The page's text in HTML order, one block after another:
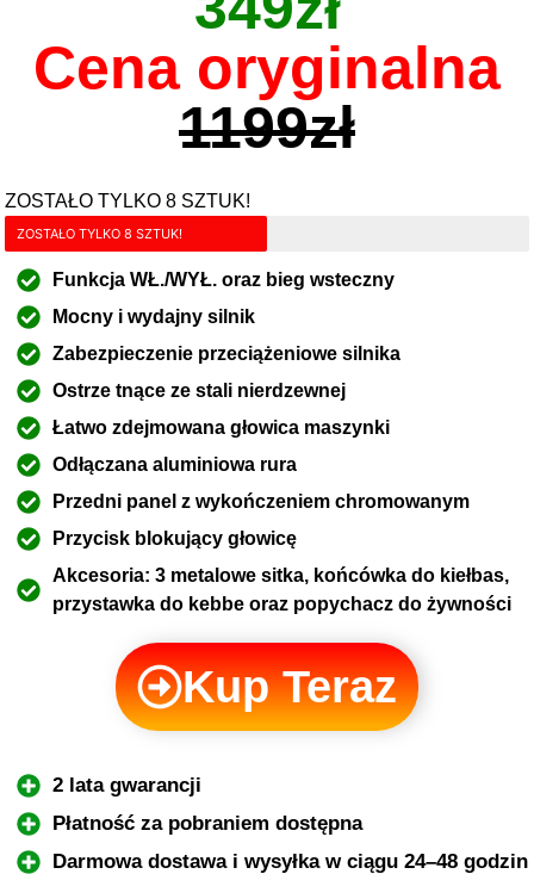
Cena oryginalna
1199zł
ZOSTAŁO TYLKO 8 SZTUK!
ZOSTAŁO TYLKO 8 SZTUK!
Funkcja WŁ./WYŁ. oraz bieg wsteczny
Mocny i wydajny silnik
Zabezpieczenie przeciążeniowe silnika
Ostrze tnące ze stali nierdzewnej
Łatwo zdejmowana głowica maszynki
Odłączana aluminiowa rura
Przedni panel z wykończeniem chromowanym
Przycisk blokujący głowicę
Akcesoria: 3 metalowe sitka, końcówka do kiełbas,
przystawka do kebbe oraz popychacz do żywności
Kup Teraz
2 lata gwarancji
Płatność za pobraniem dostępna
Darmowa dostawa i wysyłka w ciągu 24–48 godzin